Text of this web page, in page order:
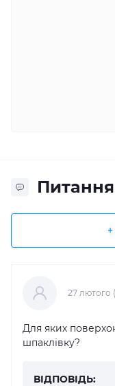
Питання
27 лютого
Для яких
шпаклівку?
ВІДПОВІДЬ: